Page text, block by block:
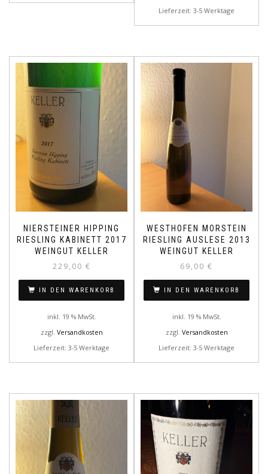
Lieferzeit: 3-5 Werktage
NIERSTEINER HIPPING
RIESLING KABINETT 2017
WEINGUT KELLER
229,00 €
IN DEN WARENKORB
inkl. 19 % MwSt.
zzgl. Versandkosten
Lieferzeit: 3-5 Werktage
WESTHOFEN MORSTEIN
RIESLING AUSLESE 2013
WEINGUT KELLER
69,00 €
IN DEN WARENKORB
inkl. 19 % MwSt.
zzgl. Versandkosten
Lieferzeit: 3-5 Werktage